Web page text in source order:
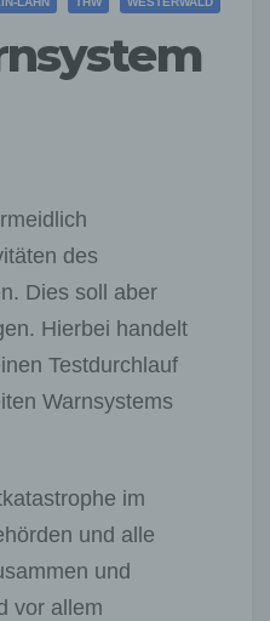
des
Dies soll aber
Hierbei handelt
Testdurchlauf
Warnsystems
im
und alle
und
vor allem